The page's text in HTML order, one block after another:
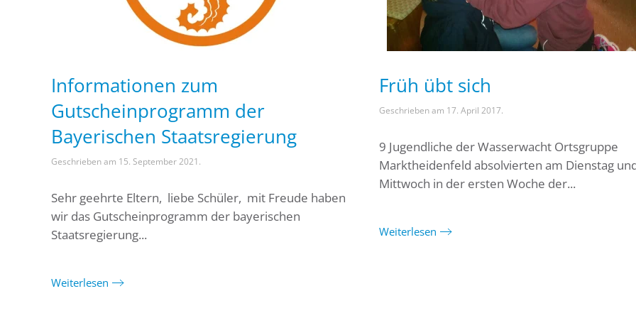
Informationen zum
Gutscheinprogramm der
Bayerischen Staatsregierung
Geschrieben am 15. September 2021 .
Sehr geehrte Eltern, liebe Schüler, mit Freude haben
wir das Gutscheinprogramm der bayerischen
Staatsregierung...
Weiterlesen
Früh übt sich
Geschrieben am 17. April 2017.
9 Jugendliche der Wasserwacht Ortsgruppe
Marktheidenfeld absolvierten am Dienstag
Mittwoch in der ersten Woche der...
Weiterlesen